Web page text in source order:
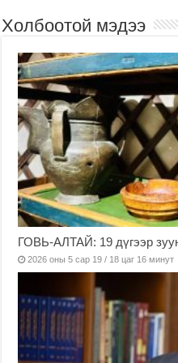
Холбоотой мэдээ
ГОВЬ-АЛТАЙ: 19 дүгээр
2026 оны 5 сар 19 / 18 цаг 16 минут